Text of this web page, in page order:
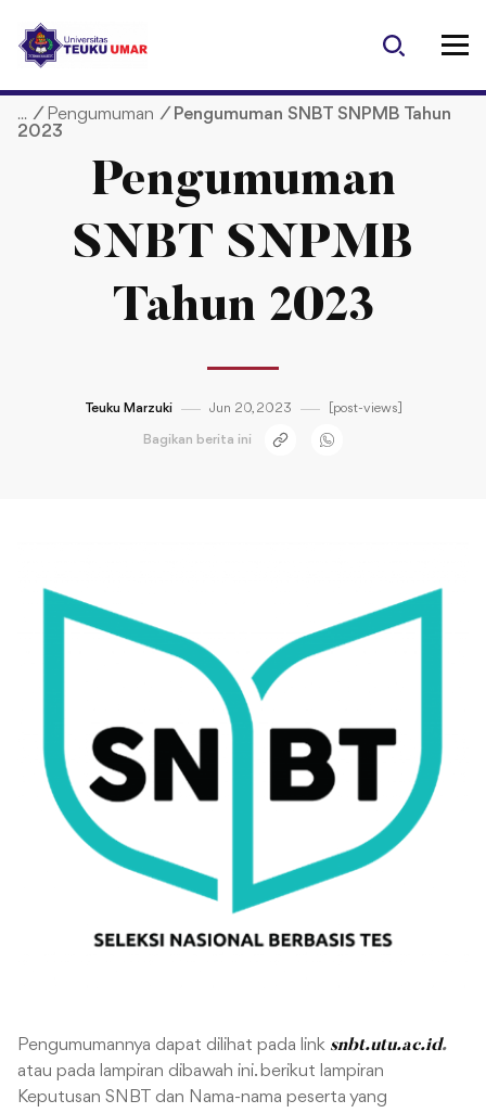
p
/ Pengumuman / Pengumuman SNBT SNPMB Tahun
2023
Pengumuman
SNBT SNPMB
Tahun 2023
Teuku Marzuki Jun 20, 2023 [post-views]
Bagikan berita ini
Pengumumannya dapat dilihat pada link snbt.utu.ac.id.
atau pada lampiran dibawah ini. berikut lampiran
Keputusan SNBT dan Nama-nama peserta yang